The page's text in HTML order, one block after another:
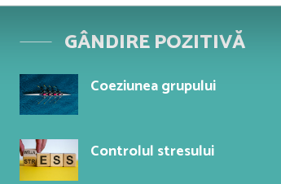
GÂNDIRE POZITIVĂ
Coeziunea grupului
Controlul stresului